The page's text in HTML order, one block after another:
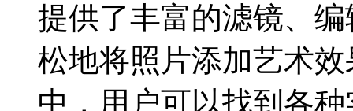
提供了丰富的滤镜、
松地将照片添加艺术
中，用户可以找到各